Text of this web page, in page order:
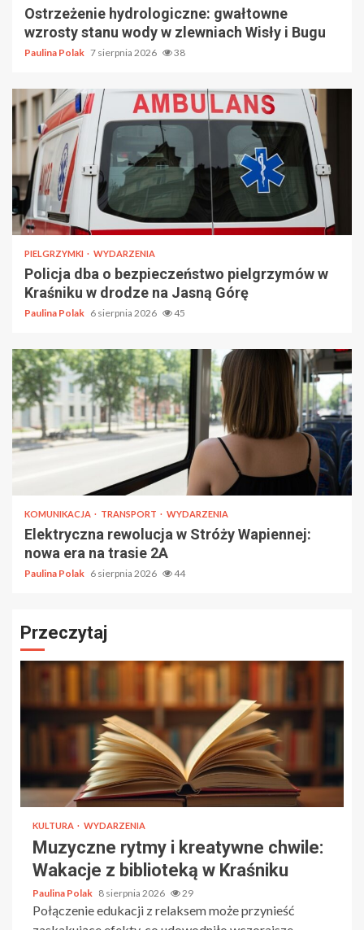
Ostrzeżenie hydrologiczne: gwałtowne
wzrosty stanu wody w zlewniach Wisły i Bugu
Paulina Polak 7 sierpnia 2026 38
PIELGRZYMKI WYDARZENIA
Policja dba o bezpieczeństwo pielgrzymów w
Kraśniku w drodze na Jasną Górę
Paulina Polak 6 sierpnia 2026 45
KOMUNIKACJA TRANSPORT WYDARZENIA
Elektryczna rewolucja w Stróży Wapiennej:
nowa era na trasie 2A
Paulina Polak 6 sierpnia 2026 44
Przeczytaj
KULTURA WYDARZENIA
Muzyczne rytmy i kreatywne chwile:
Wakacje z biblioteką w Kraśniku
Paulina Polak 8 sierpnia 2026 29
Połączenie edukacji z relaksem może przynieść